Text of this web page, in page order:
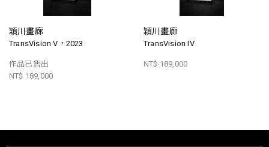
穎川畫廊
TransVision V，2023
作品已售出
NT$ 189,000
穎川畫廊
TransVision IV
NT$ 189,000